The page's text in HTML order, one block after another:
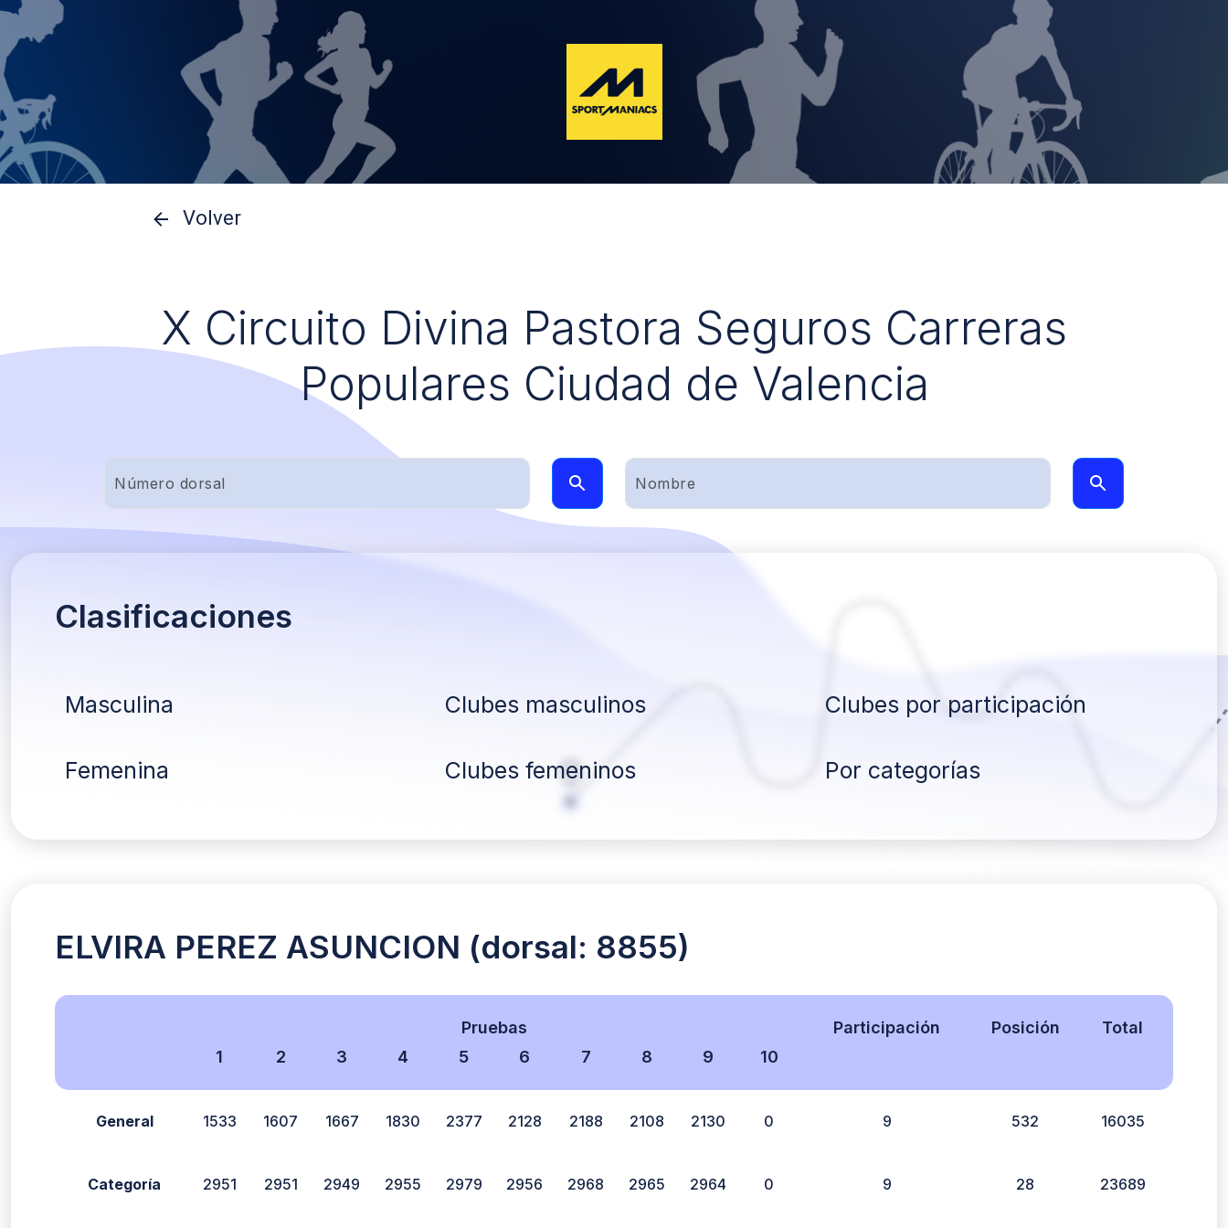
Volver
X Circuito Divina Pastora Seguros Carreras
Populares Ciudad de Valencia
Clasificaciones
Masculina Clubes masculinos Clubes por participación
Femenina Clubes femeninos Por categorías
ELVIRA PEREZ ASUNCION (dorsal: 8855)
Pruebas
1
2 3 4 5 6 7 8 9 10
Participación Posición Total
General 1533 1607 1667 1830 2377 2128 2188 2108 2130 0 9 532 16035
Categoría 2951 2951 2949 2955 2979 2956 2968 2965 2964 0 9 28 23689